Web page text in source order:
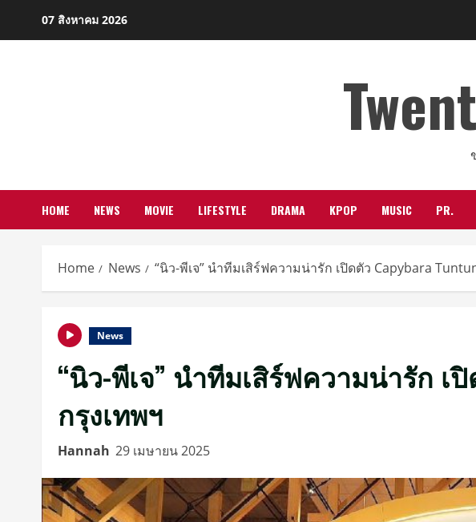
07 สิงหาคม 2026
HOME NEWS MOVIE LIFESTYLE DRAMA KPOP MUSIC PR.
Home News “นิว-พีเจ” นำทีมเสิร์ฟความน่ารัก เปิดตัว Capybara
News
“นิว-พีเจ” นำทีมเสิร์ฟความน่ารัก เปิ
กรุงเทพฯ
Hannah 29 เมษายน 2025